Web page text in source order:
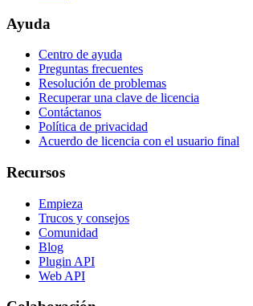
Ayuda
Centro de ayuda
Preguntas frecuentes
Resolución de problemas
Recuperar una clave de licencia
Contáctanos
Política de privacidad
Acuerdo de licencia con el usuario final
Recursos
Empieza
Trucos y consejos
Comunidad
Blog
Plugin API
Web API